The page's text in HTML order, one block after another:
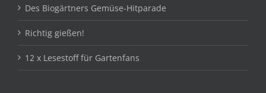
Des Biogärtners Gemüse-Hitparade
Richtig gießen!
12 x Lesestoff für Gartenfans